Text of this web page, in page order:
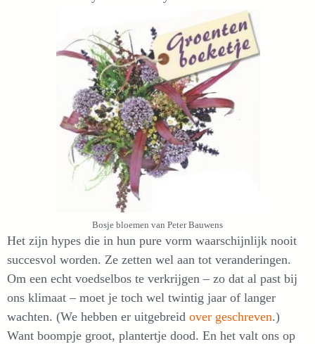
Bosje bloemen van Peter Bauwens
Het zijn hypes die in hun pure vorm waarschijnlijk nooit
succesvol worden. Ze zetten wel aan tot veranderingen.
Om een echt voedselbos te verkrijgen – zo dat al past bij
ons klimaat – moet je toch wel twintig jaar of langer
wachten. (We hebben er uitgebreid over geschreven.)
Want boompje groot, plantertje dood. En het valt ons op